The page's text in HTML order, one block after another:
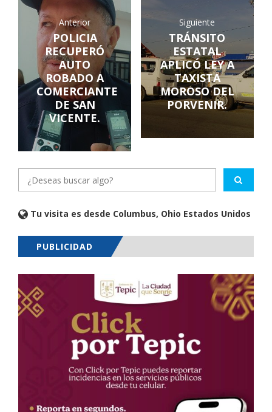
Anterior
POLICIA
RECUPERÓ
AUTO
ROBADO A
COMERCIANTE
DE SAN
VICENTE.
Siguiente
TRÁNSITO
ESTATAL
APLICÓ LEY A
TAXISTA
MOROSO DEL
PORVENIR.
Tu visita es desde Columbus, Ohio Estados Unidos
PUBLICIDAD